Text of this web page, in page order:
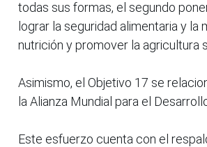
todas sus formas, el segundo
lograr la seguridad alimentaria y la
nutrición y promover la agricultura
Asimismo, el Objetivo 17 se
la Alianza Mundial para el
Este esfuerzo cuenta con el